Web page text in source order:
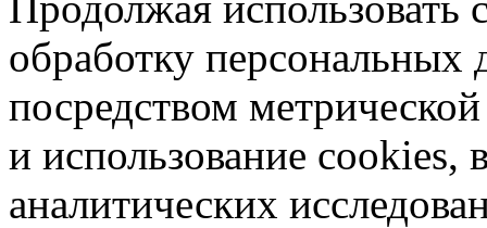
обработку
посредством
и использование cookies,
аналитических